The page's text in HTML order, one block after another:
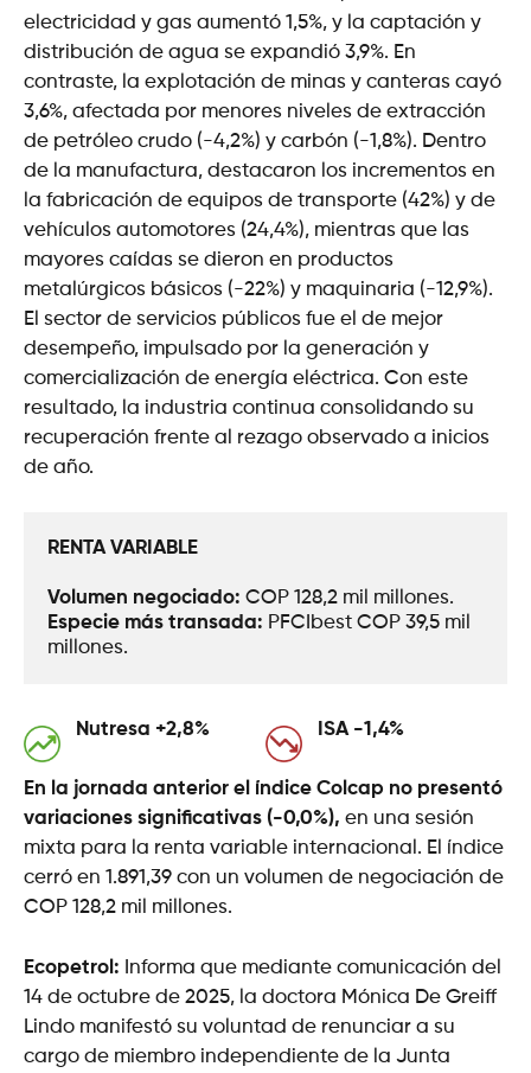
electricidad y gas aumentó 1,5%, y la captación y
distribución de agua se expandió 3,9%. En
contraste, la explotación de minas y canteras cayó
3,6%, afectada por menores niveles de extracción
de petróleo crudo (-4,2%) y carbón (-1,8%). Dentro
de la manufactura, destacaron los incrementos en
la fabricación de equipos de transporte (42%) y de
vehículos automotores (24,4%), mientras que las
mayores caídas se dieron en productos
metalúrgicos básicos (-22%) y maquinaria (-12,9%).
El sector de servicios públicos fue el de mejor
desempeño, impulsado por la generación y
comercialización de energía eléctrica. Con este
resultado, la industria continua consolidando su
recuperación frente al rezago observado a inicios
de año.
RENTA VARIABLE
Volumen negociado: COP 128,2 mil millones.
Especie más transada: PFCIbest COP 39,5 mil
millones.
Nutresa +2,8% ISA -1,4%
En la jornada anterior el índice Colcap no presentó
variaciones significativas (-0,0%), en una sesión
mixta para la renta variable internacional. El índice
cerró en 1.891,39 con un volumen de negociación de
COP 128,2 mil millones.
Ecopetrol: Informa que mediante comunicación del
14 de octubre de 2025, la doctora Mónica De Greiff
Lindo manifestó su voluntad de renunciar a su
cargo de miembro independiente de la Junta